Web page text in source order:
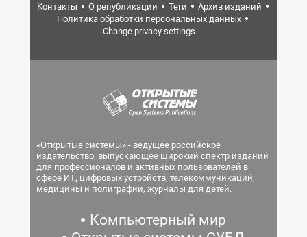
Контакты
О републикации Теги
Архив изданий
Политика обработки персональных данных
Change privacy settings
«Открытые системы» - ведущее российское
издательство, выпускающее широкий спектр изданий
для профессионалов и активных пользователей в
сфере ИТ, цифровых устройств, телекоммуникаций,
медицины и полиграфии, журналы для детей.
Компьютерный мир